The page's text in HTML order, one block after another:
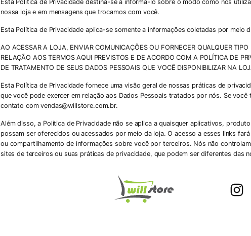
Esta Política de Privacidade destina-se a informá-lo sobre o modo como nós
nossa loja e em mensagens que trocamos com você.
Esta Política de Privacidade aplica-se somente a informações coletadas por meio
AO ACESSAR A LOJA, ENVIAR COMUNICAÇÕES OU FORNECER QUALQUER
RELAÇÃO AOS TERMOS AQUI PREVISTOS E DE ACORDO COM A POLÍTICA DE
DE TRATAMENTO DE SEUS DADOS PESSOAIS QUE VOCÊ DISPONIBILIZAR NA
Esta Política de Privacidade fornece uma visão geral de nossas práticas de
que você pode exercer em relação aos Dados Pessoais tratados por nós. Se
contato comvendas@willstore.com.br.
Além disso, a Política de Privacidade não se aplica a quaisquer aplicativos,
possam ser oferecidos ou acessados por meio da loja. O acesso a esses links
ou compartilhamento de informações sobre você por terceiros. Nós não
sites de terceiros ou suas práticas de privacidade, que podem ser diferentes das
Caso você nos envie Dados Pessoais referentes a outras pessoas físicas, você
consentimento necessário para autorizar o uso de tais informações nos termos